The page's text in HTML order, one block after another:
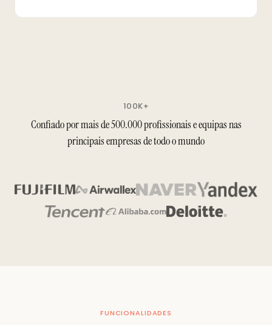
100K+
Confiado por mais de 500.000 profissionais e equipas nas
principais empresas de todo o mundo
FUNCIONALIDADES